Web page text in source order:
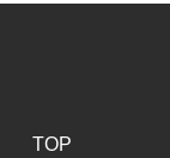
TOP